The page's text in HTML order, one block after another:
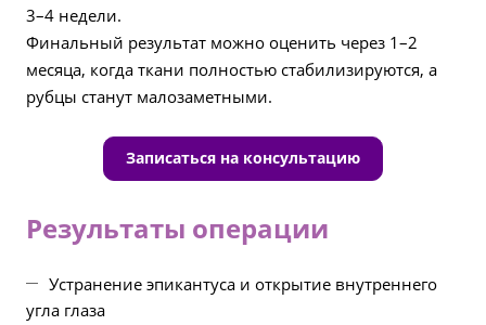
3–4 недели.
Финальный результат можно оценить через 1–2
месяца, когда ткани полностью стабилизируются, а
рубцы станут малозаметными.
Записаться на консультацию
Результаты операции
Устранение эпикантуса и открытие внутреннего
угла глаза